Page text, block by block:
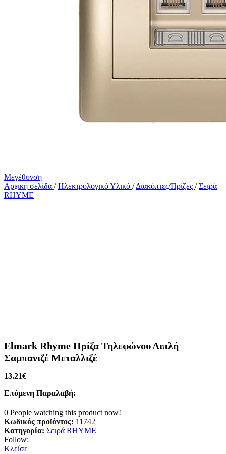
Μεγέθυνση
Αρχική σελίδα / Ηλεκτρολογικό Υλικό / Διακόπτες/Πρίζες / Σειρά
RHYME
Elmark Rhyme Πρίζα Τηλεφώνου Διπλή
Σαμπανιζέ Μεταλλιζέ
13.21€
Επόμενη Παραλαβή:
0 People watching this product now!
Κωδικός προϊόντος: 11742
Κατηγορία: Σειρά RHYME
Follow:
Κλείσε